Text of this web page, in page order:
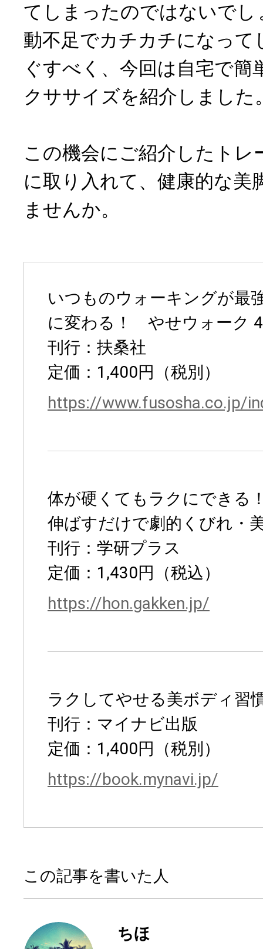
てしまったのではないで
動不足でカチカチになって
ぐすべく、今回は自宅で簡
クササイズを紹介しました
この機会にご紹介したトレ
に取り入れて、健康的な美
ませんか。
いつものウォーキングが最
に変わる！ やせウォーク
刊行：扶桑社
定価：1,400円（税別）
https://www.fusosha.co.jp/
体が硬くてもラクにできる
伸ばすだけで劇的くびれ・
刊行：学研プラス
定価：1,430円（税込）
https://hon.gakken.jp/
ラクしてやせる美ボディ
刊行：マイナビ出版
定価：1,400円（税別）
https://book.mynavi.jp/
この記事を書いた人
ちほ